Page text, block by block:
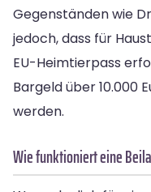
Gegenständen wie
jedoch, dass für
EU-Heimtierpass
Bargeld über 10.000
werden.
Wie funktioniert eine